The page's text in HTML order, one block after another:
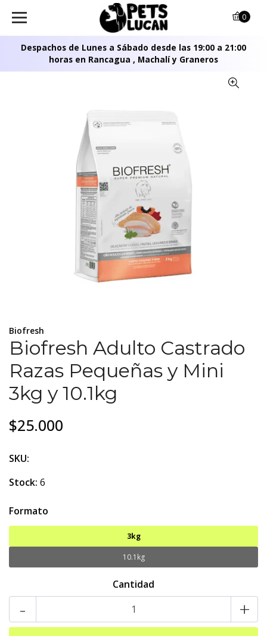
Despachos de Lunes a Sábado desde las 19:00 a 21:00
horas en Rancagua , Machalí y Graneros
0
Biofresh
Biofresh Adulto Castrado
Razas Pequeñas y Mini
3kg y 10.1kg
$25.000
SKU:
Stock: 6
Formato
3kg
10.1kg
Cantidad
- +